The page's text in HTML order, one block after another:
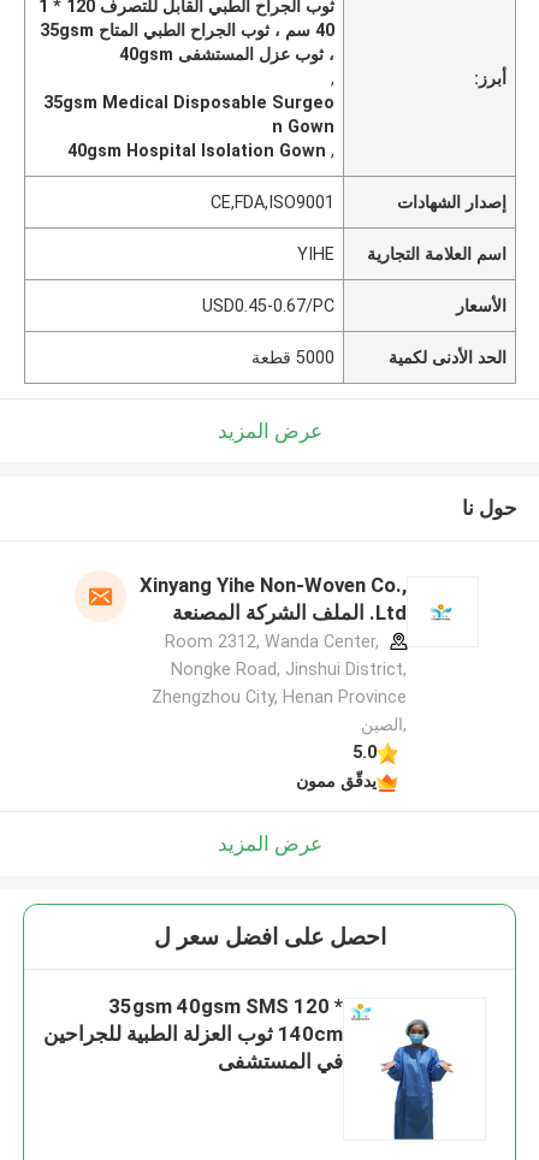
أبرز:
ثوب الجراح الطبي القابل للتصرف 120 * 1
40 سم ، ثوب الجراح الطبي المتاح 35gsm
، ثوب عزل المستشفى 40gsm
,
35gsm Medical Disposable Surgeo
n Gown
,
40gsm Hospital Isolation Gown
إصدار الشهادات CE,FDA,ISO9001
اسم العلامة التجارية YIHE
الأسعار USD0.45-0.67/PC
الحد الأدنى لكمية 5000 قطعة
عرض المزيد
حول نا
Xinyang Yihe Non-Woven Co.,
Ltd. الملف الشركة المصنعة
Room 2312, Wanda Center,
Nongke Road, Jinshui District,
Zhengzhou City, Henan Province
,الصين
5.0
يدقّق ممون
عرض المزيد
احصل على افضل سعر ل
35gsm 40gsm SMS 120 *
140cm ثوب العزلة الطبية للجراحين
في المستشفى